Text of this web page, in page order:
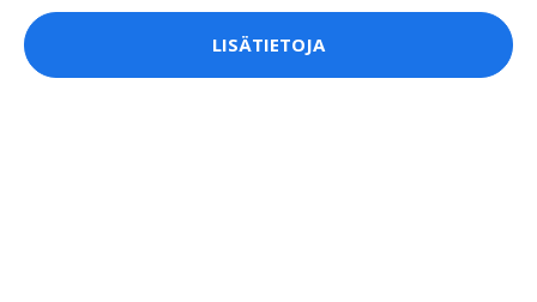
LISÄTIETOJA